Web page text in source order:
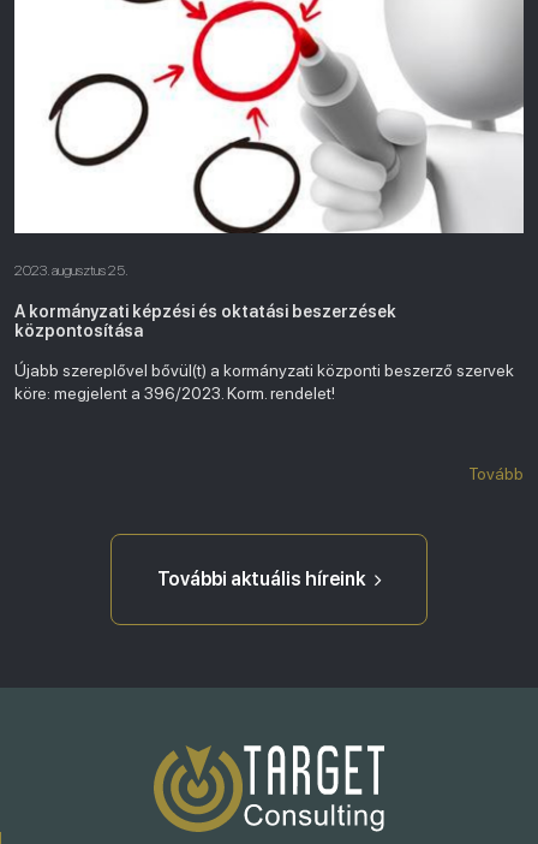
2023. augusztus 25.
A kormányzati képzési és oktatási beszerzések
központosítása
Újabb szereplővel bővül(t) a kormányzati központi beszerző szervek
köre: megjelent a 396/2023. Korm. rendelet!
Tovább
További aktuális híreink